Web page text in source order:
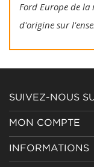
Ford Europe de
d'origine sur
SUIVEZ-NOUS
MON COMPTE
INFORMATIONS